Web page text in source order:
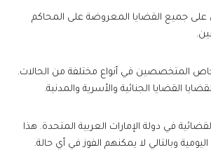
على جميع القضايا المعروضة على المحاكم
المتخصصين في أنواع مختلفة من الحالات.
القضايا الجنائية والأسرية والمدنية.
في دولة الإمارات العربية المتحدة. هذا
وبالتالي لا يمكنهم الفوز في أي حالة.